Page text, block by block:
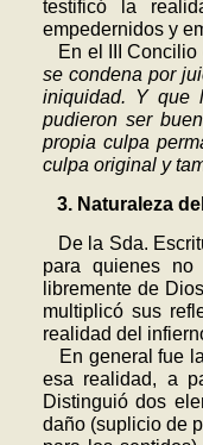
testificó la
empedernidos y
En el III Concilio
se conde­na por
iniquidad. Y que
pudieron ser
propia culpa
culpa original y
3. Naturaleza
De la Sda.
para quienes
libremente de
multiplicó sus
realidad del
En general fue
esa realidad, a
Distinguió dos
daño (suplicio de